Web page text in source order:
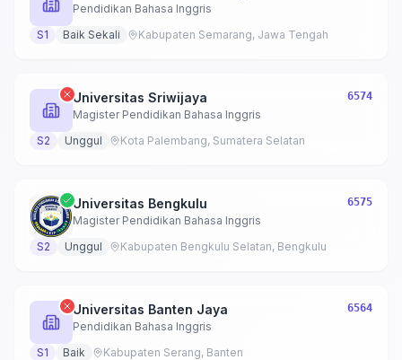
Pendidikan Bahasa Inggris
S1 Baik Sekali Kabupaten Semarang, Jawa Tengah
Universitas Sriwijaya
Magister Pendidikan Bahasa Inggris
6574
S2 Unggul Kota Palembang, Sumatera Selatan
Universitas Bengkulu
Magister Pendidikan Bahasa Inggris
6575
S2 Unggul Kabupaten Bengkulu Selatan, Bengkulu
Universitas Banten Jaya
Pendidikan Bahasa Inggris
6564
S1 Baik Kabupaten Serang, Banten